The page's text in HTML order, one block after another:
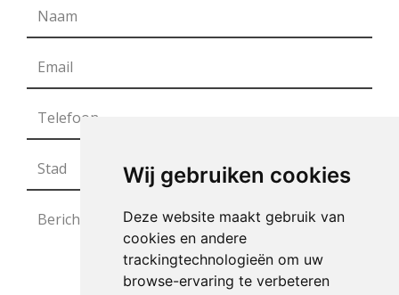
Wij gebruiken cookies
Deze website maakt gebruik van
cookies en andere
trackingtechnologieën om uw
browse-ervaring te verbeteren